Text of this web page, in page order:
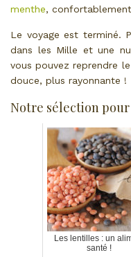
menthe,
Le voyage est terminé.
dans les Mille et une
vous pouvez reprendre
douce, plus rayonnante !
Notre sélection pour
Les lentilles : un
santé !